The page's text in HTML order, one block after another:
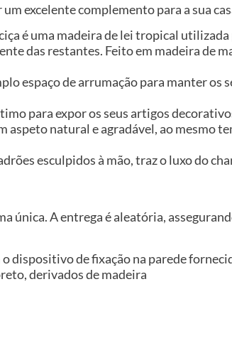
excelente complemento para a sua
é uma madeira de lei tropical
das restantes. Feito em madeira de
espaço de arrumação para manter os
para expor os seus artigos
aspeto natural e agradável, ao mesmo
esculpidos à mão, traz o luxo do
única. A entrega é aleatória,
dispositivo de fixação na parede
derivados de madeira